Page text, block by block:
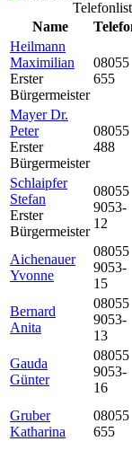
Name
Heilmann
Maximilian
Erster
Bürgermeister
08055
655
Mayer Dr.
Peter
Erster
Bürgermeister
08055
488
Schlaipfer
Stefan
Erster
Bürgermeister
08055
9053-
12
Aichenauer
Yvonne
08055
9053-
15
Bernard
Anita
08055
9053-
13
Gauda
Günter
08055
9053-
16
Gruber
Katharina
08055
655